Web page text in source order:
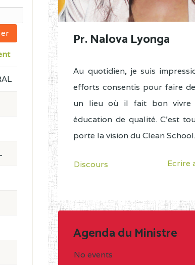
Pr. Nalova Lyonga
Au quotidien, je suis
efforts consentis pour faire
un lieu où il fait bon vivre
éducation de qualité. C'est
porte la vision du Clean School.
Discours Ecrire
Agenda du Ministre
No events